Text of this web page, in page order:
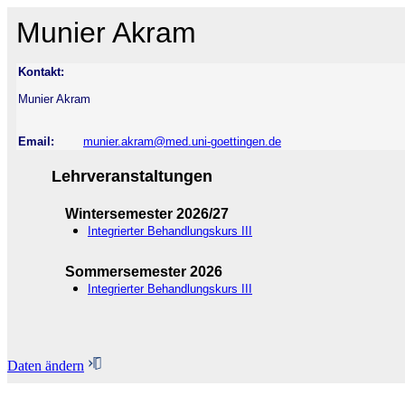
Munier Akram
Kontakt:
Munier Akram
Email: munier.akram@med.uni-goettingen.de
Lehrveranstaltungen
Wintersemester 2026/27
Integrierter Behandlungskurs III
Sommersemester 2026
Integrierter Behandlungskurs III
Daten ändern